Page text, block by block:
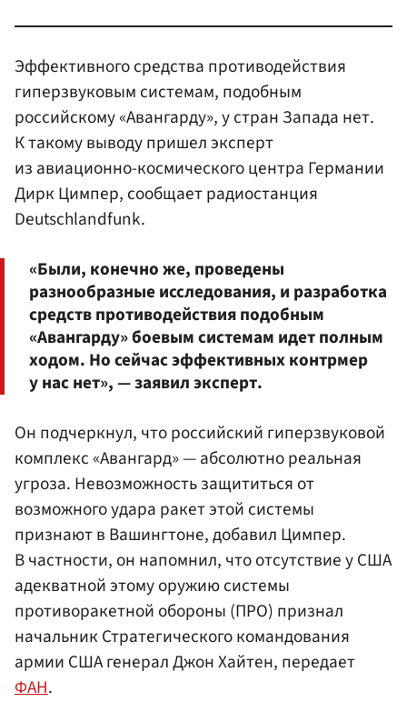
Эффективного средства противодействия
гиперзвуковым системам, подобным
российскому «Авангарду», у стран Запада нет.
К такому выводу пришел эксперт
из авиационно-космического центра Германии
Дирк Цимпер, сообщает радиостанция
Deutschlandfunk.
«Были, конечно же, проведены
разнообразные исследования, и разработка
средств противодействия подобным
«Авангарду» боевым системам идет полным
ходом. Но сейчас эффективных контрмер
у нас нет», — заявил эксперт.
Он подчеркнул, что российский гиперзвуковой
комплекс «Авангард» — абсолютно реальная
угроза. Невозможность защититься от
возможного удара ракет этой системы
признают в Вашингтоне, добавил Цимпер.
В частности, он напомнил, что отсутствие у США
адекватной этому оружию системы
противоракетной обороны (ПРО) признал
начальник Стратегического командования
армии США генерал Джон Хайтен, передает
ФАН.